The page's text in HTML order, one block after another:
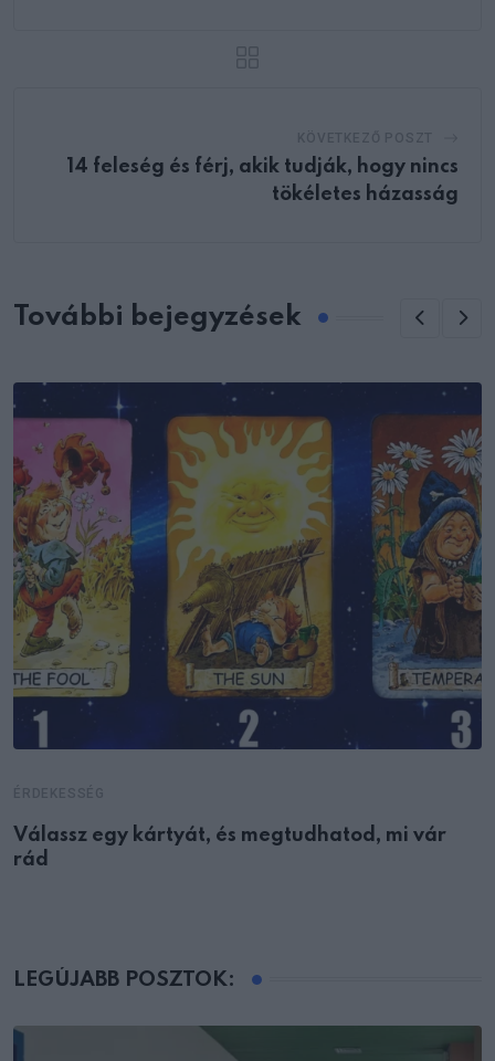
14 feleség és férj, akik tudják, hogy nincs
tökéletes házasság
További bejegyzések
Válassz egy kártyát, és megtudhatod, mi vár
rád
LEGÚJABB POSZTOK: